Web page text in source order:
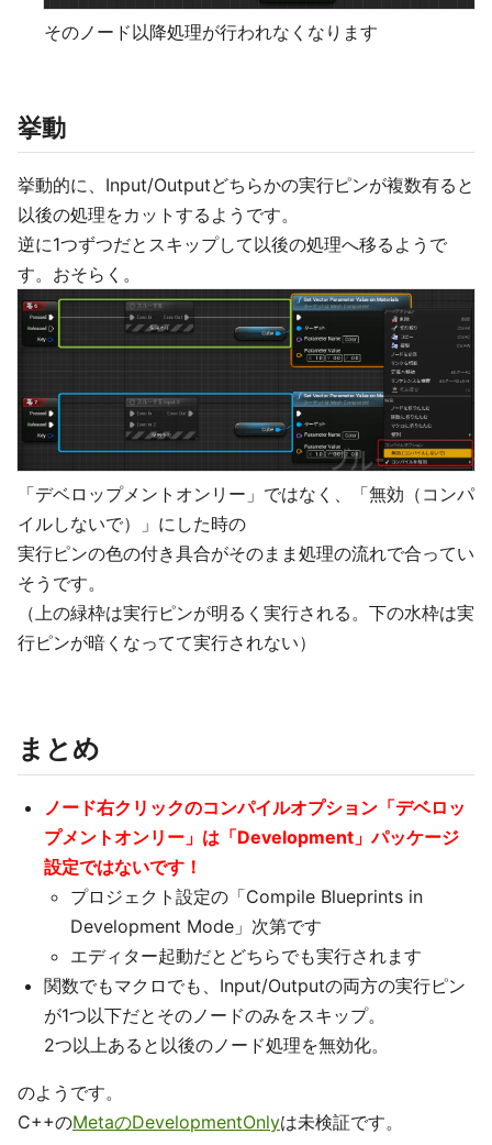
そのノード以降処理が行われなくなります
挙動
挙動的に、Input/Outputどちらかの実行ピンが複数有ると
以後の処理をカットするようです。
逆に1つずつだとスキップして以後の処理へ移るようで
す。おそらく。
「デベロップメントオンリー」ではなく、「無効（コンパ
イルしないで）」にした時の
実行ピンの色の付き具合がそのまま処理の流れで合ってい
そうです。
（上の緑枠は実行ピンが明るく実行される。下の水枠は実
行ピンが暗くなってて実行されない）
まとめ
ノード右クリックのコンパイルオプション「デベロッ
プメントオンリー」は「Development」パッケージ
設定ではないです！
プロジェクト設定の「Compile Blueprints in
Development Mode」次第です
エディター起動だとどちらでも実行されます
関数でもマクロでも、Input/Outputの両方の実行ピン
が1つ以下だとそのノードのみをスキップ。
2つ以上あると以後のノード処理を無効化。
のようです。
C++のMetaのDevelopmentOnlyは未検証です。